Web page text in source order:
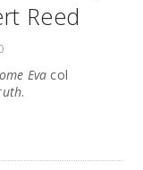
Reed
Eva col
.